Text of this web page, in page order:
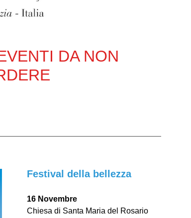
DA NON
Festival della bellezza
16 Novembre
Chiesa di Santa Maria del Rosario